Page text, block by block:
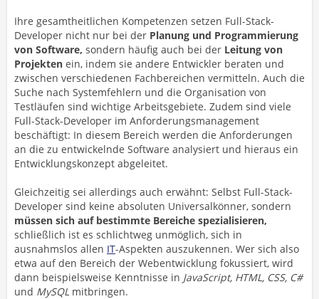
Ihre gesamtheitlichen Kompetenzen setzen Full-Stack-
Developer nicht nur bei der Planung und Programmierung
von Software, sondern häufig auch bei der Leitung von
Projekten ein, indem sie andere Entwickler beraten und
zwischen verschiedenen Fachbereichen vermitteln. Auch die
Suche nach Systemfehlern und die Organisation von
Testläufen sind wichtige Arbeitsgebiete. Zudem sind viele
Full-Stack-Developer im Anforderungsmanagement
beschäftigt: In diesem Bereich werden die Anforderungen
an die zu entwickelnde Software analysiert und hieraus ein
Entwicklungskonzept abgeleitet.
Gleichzeitig sei allerdings auch erwähnt: Selbst Full-Stack-
Developer sind keine absoluten Universalkönner, sondern
müssen sich auf bestimmte Bereiche spezialisieren,
schließlich ist es schlichtweg unmöglich, sich in
ausnahmslos allen IT-Aspekten auszukennen. Wer sich also
etwa auf den Bereich der Webentwicklung fokussiert, wird
dann beispielsweise Kenntnisse in JavaScript, HTML, CSS, C#
und MySQL mitbringen.